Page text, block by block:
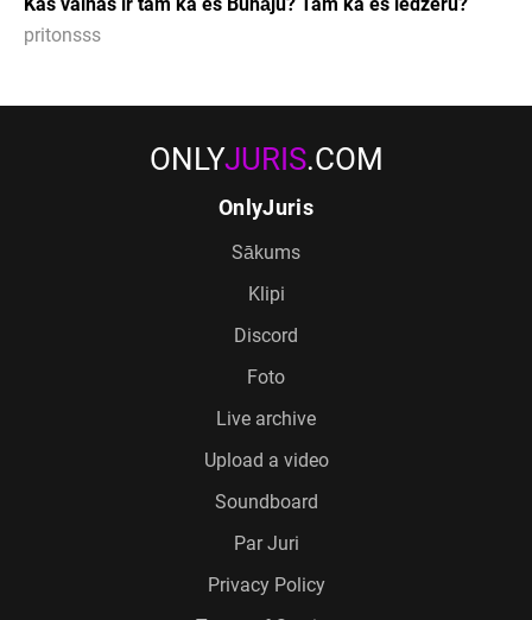
pritonsss
ONLYJURIS.COM
OnlyJuris
Sākums
Klipi
Discord
Foto
Live archive
Upload a video
Soundboard
Par Juri
Privacy Policy